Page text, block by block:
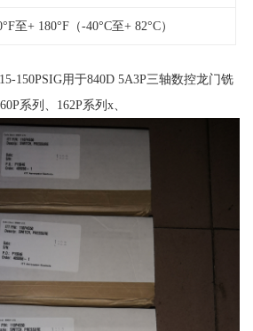
至+ 180°F（-40°C至+ 82°C）
150PSIG用于840D 5A3P三轴数控龙门铣
系列、162P系列x、